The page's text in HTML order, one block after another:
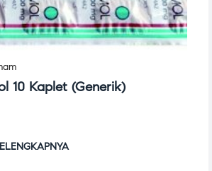
10 Kaplet (Generik)